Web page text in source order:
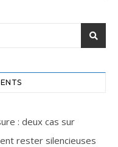
: deux cas sur
rester silencieuses